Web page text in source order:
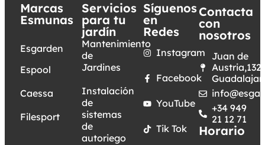
Marcas
Esmunas
Esgarden
Espool
Caessa
Filesport
Servicios
para tu
jardín
Mantenimiento
de
Jardines
Instalación
de
sistemas
de
autoriego
Síguenos
en
Redes
Instagram
Facebook
YouTube
Tik Tok
Contacta
con
nosotros
Juan de
Austria,132.
+34 949
21 12 71
Horario